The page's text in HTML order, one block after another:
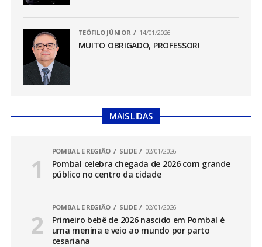
TEÓFILO JÚNIOR 14/01/2026
MUITO OBRIGADO, PROFESSOR!
MAIS LIDAS
POMBAL E REGIÃO SLIDE 02/01/2026
Pombal celebra chegada de 2026 com grande
público no centro da cidade
POMBAL E REGIÃO SLIDE 02/01/2026
Primeiro bebê de 2026 nascido em Pombal é
uma menina e veio ao mundo por parto
cesariana